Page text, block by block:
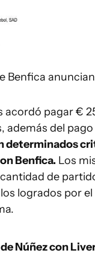
Benfica
acordó pagar €
además del pago
determinados
Benfica. Los
de
logrados por el
Núñez con